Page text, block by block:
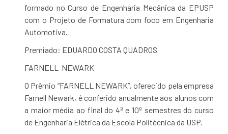
formado no Curso de Engenharia Mecânica da EPUSP
com o Projeto de Formatura com foco em Engenharia
Automotiva.
Premiado: EDUARDO COSTA QUADROS
FARNELL NEWARK
O Prêmio “FARNELL NEWARK”, oferecido pela empresa
Farnell Newark, é conferido anualmente aos alunos com
a maior média ao final do 4º e 10º semestres do curso
de Engenharia Elétrica da Escola Politécnica da USP.